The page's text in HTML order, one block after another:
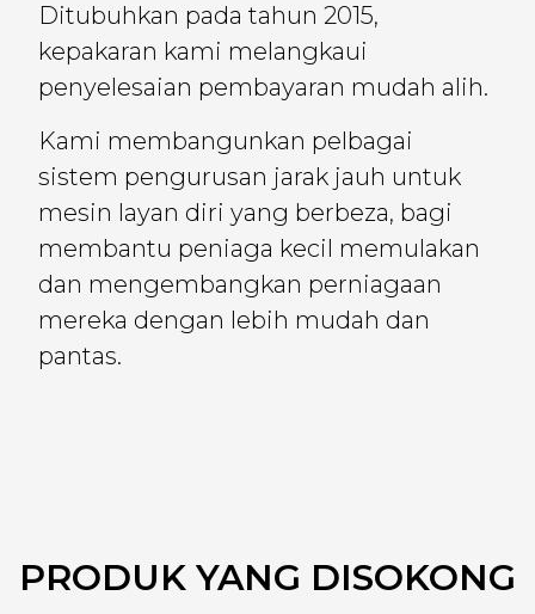
Ditubuhkan pada tahun 2015,
kepakaran kami melangkaui
penyelesaian pembayaran mudah alih.
Kami membangunkan pelbagai
sistem pengurusan jarak jauh untuk
mesin layan diri yang berbeza, bagi
membantu peniaga kecil memulakan
dan mengembangkan perniagaan
mereka dengan lebih mudah dan
pantas.
PRODUK YANG DISOKONG